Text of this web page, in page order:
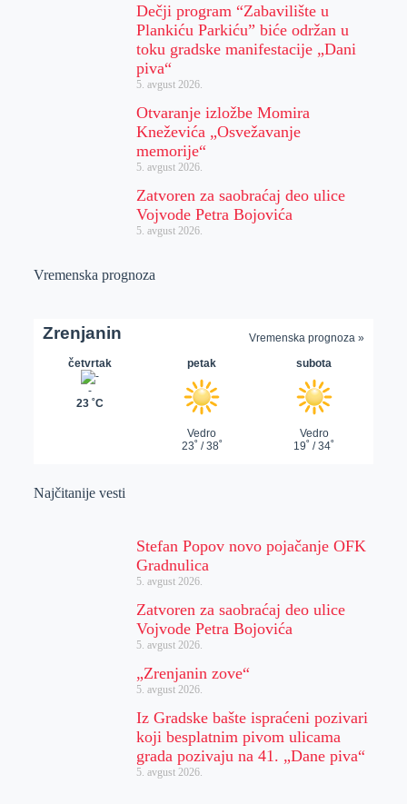
Dečji program “Zabavilište u
Plankiću Parkiću” biće održan u
toku gradske manifestacije „Dani
piva“
5. avgust 2026.
Otvaranje izložbe Momira
Kneževića „Osvežavanje
memorije“
5. avgust 2026.
Zatvoren za saobraćaj deo ulice
Vojvode Petra Bojovića
5. avgust 2026.
Vremenska prognoza
Najčitanije vesti
Stefan Popov novo pojačanje OFK
Gradnulica
5. avgust 2026.
Zatvoren za saobraćaj deo ulice
Vojvode Petra Bojovića
5. avgust 2026.
„Zrenjanin zove“
5. avgust 2026.
Iz Gradske bašte ispraćeni pozivari
koji besplatnim pivom ulicama
grada pozivaju na 41. „Dane piva“
5. avgust 2026.